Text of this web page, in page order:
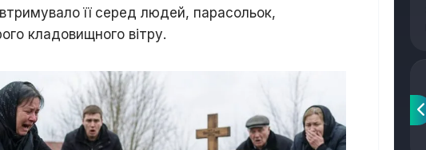
її серед людей, парасольок,
кладовищного вітру.